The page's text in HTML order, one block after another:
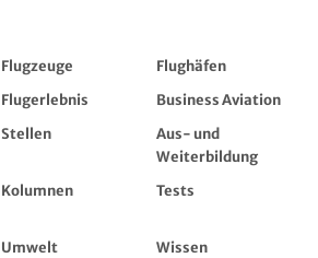
Flugzeuge
Flughäfen
Flugerlebnis
Business Aviation
Stellen
Aus- und
Weiterbildung
Kolumnen Tests
Umwelt
Wissen